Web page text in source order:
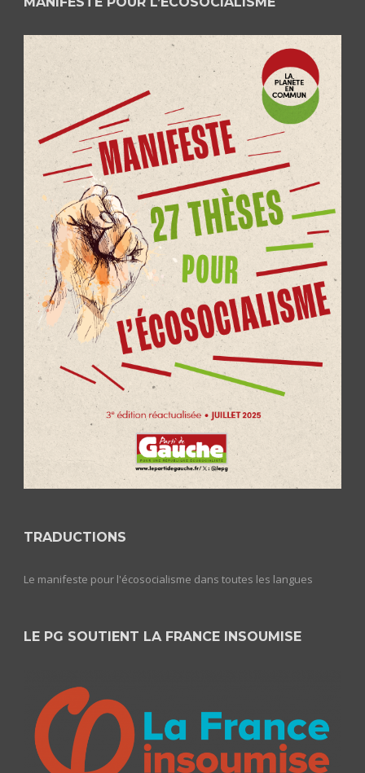
TRADUCTIONS
Le manifeste pour l'écosocialisme dans toutes les langues
LE PG SOUTIENT LA FRANCE INSOUMISE